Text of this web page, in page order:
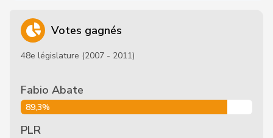
Votes gagnés
48e législature (2007 - 2011)
Fabio Abate
89,3%
PLR